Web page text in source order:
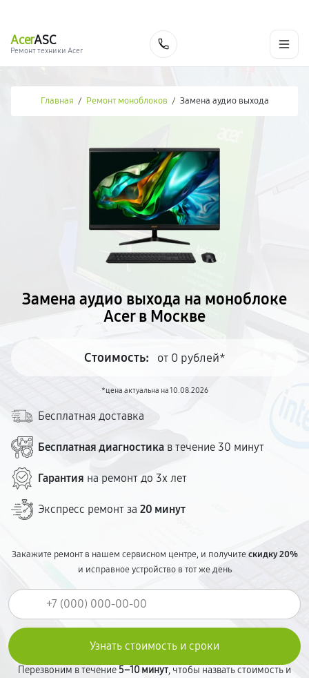
AcerASC
Ремонт техники Acer
Главная / Ремонт моноблоков / Замена аудио выхода
Замена аудио выхода на моноблоке
Acer в Москве
Стоимость: от 0 рублей*
*цена актуальна на 10.08.2026
Бесплатная доставка
Бесплатная диагностика в течение 30 минут
Гарантия на ремонт до 3х лет
Экспресс ремонт за 20 минут
Закажите ремонт в нашем сервисном центре, и получитескидку 20%
и исправное устройство в тот же день
Перезвоним в течение5–10 минут, чтобы назвать стоимость и